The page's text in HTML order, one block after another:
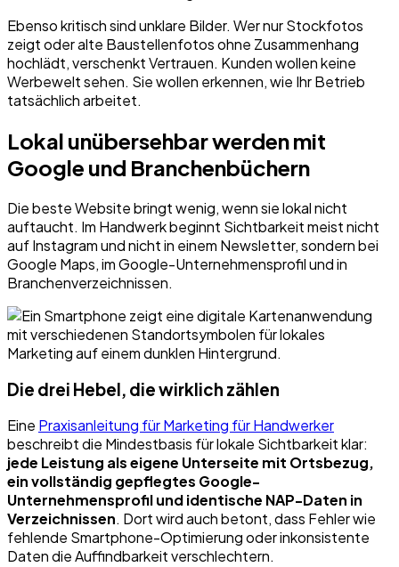
Ebenso kritisch sind unklare Bilder. Wer nur Stockfotos
zeigt oder alte Baustellenfotos ohne Zusammenhang
hochlädt, verschenkt Vertrauen. Kunden wollen keine
Werbewelt sehen. Sie wollen erkennen, wie Ihr Betrieb
tatsächlich arbeitet.
Lokal unübersehbar werden mit
Google und Branchenbüchern
Die beste Website bringt wenig, wenn sie lokal nicht
auftaucht. Im Handwerk beginnt Sichtbarkeit meist nicht
auf Instagram und nicht in einem Newsletter, sondern bei
Google Maps, im Google-Unternehmensprofil und in
Branchenverzeichnissen.
Die drei Hebel, die wirklich zählen
Eine Praxisanleitung für Marketing für Handwerker
beschreibt die Mindestbasis für lokale Sichtbarkeit klar:
jede Leistung als eigene Unterseite mit Ortsbezug,
ein vollständig gepflegtes Google-
Unternehmensprofil und identische NAP-Daten in
Verzeichnissen. Dort wird auch betont, dass Fehler wie
fehlende Smartphone-Optimierung oder inkonsistente
Daten die Auffindbarkeit verschlechtern.